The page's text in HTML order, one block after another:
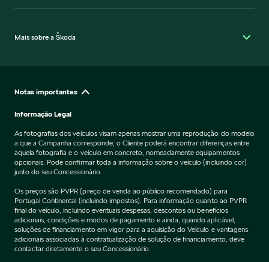
Mais sobre a Škoda
Notas importantes
Informação Legal
As fotografias dos veículos visam apenas mostrar uma reprodução do modelo
a que a Campanha corresponde; o Cliente poderá encontrar diferenças entre
aquela fotografia e o veículo em concreto, nomeadamente equipamentos
opcionais. Pode confirmar toda a informação sobre o veículo (incluindo cor)
junto do seu Concessionário.
Os preços são PVPR (preço de venda ao público recomendado) para
Portugal Continental (incluindo impostos). Para informação quanto ao PVPR
final do veículo, incluindo eventuais despesas, descontos ou benefícios
adicionais, condições e modos de pagamento e ainda, quando aplicável,
soluções de financiamento em vigor para a aquisição do Veículo e vantagens
adicionais associadas à contratualização de solução de financiamento, deve
contactar diretamente o seu Concessionário.